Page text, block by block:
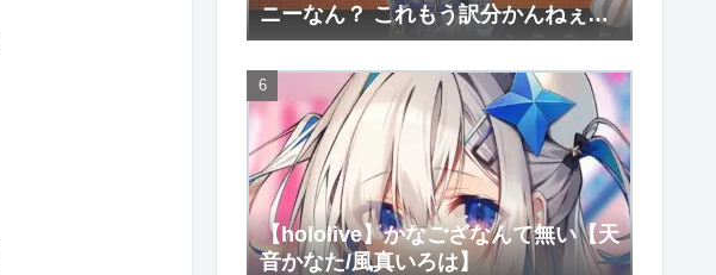
ニーなん？ これもう訳分かんねぇな
【星街すいせい/兎田ぺこら】
【hololive】かなござなんて無い【天
音かなた/風真いろは】